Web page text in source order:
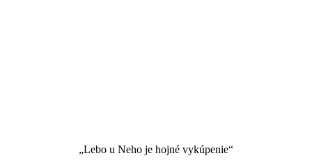
„Lebo u Neho je hojné vykúpenie“